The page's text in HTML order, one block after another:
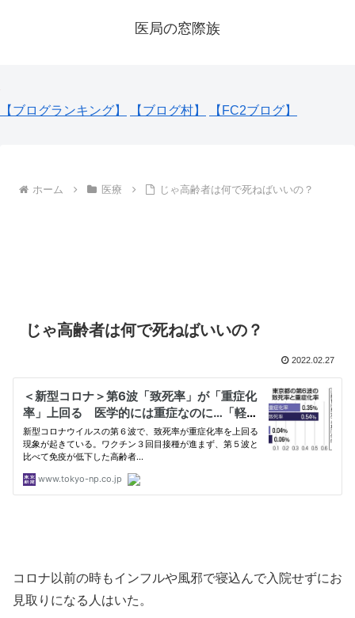
医局の窓際族
【ブログランキング】 【ブログ村】 【FC2ブログ】
ホーム 医療 じゃ高齢者は何で死ねばいいの？
じゃ高齢者は何で死ねばいいの？
2022.02.27
コロナ以前の時もインフルや風邪で寝込んで入院せずにお
見取りになる人はいた。